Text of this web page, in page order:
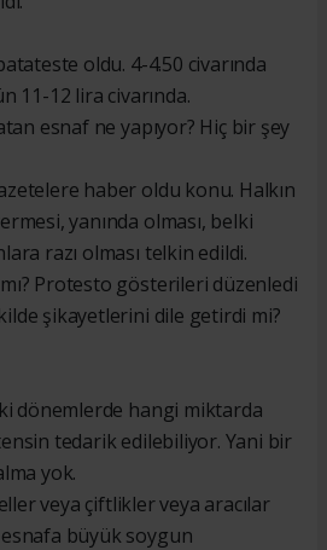
oldu. 4-4.50 civarında
11-12 lira civarında.
esnaf ne yapıyor? Hiç bir şey
haber oldu konu. Halkın
yanında olması, belki
razı olması telkin edildi.
Protesto gösterileri düzenledi
şikayetlerini dile getirdi mi?
dönemlerde hangi miktarda
tedarik edilebiliyor. Yani bir
yok.
veya çiftlikler veya aracılar
büyük soygun